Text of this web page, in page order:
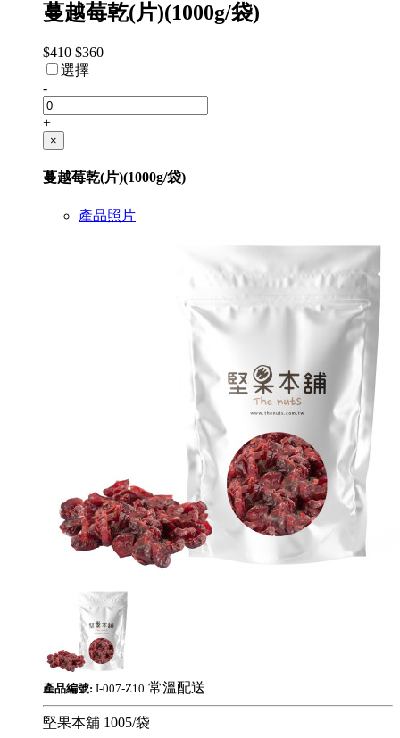
蔓越莓乾(片)(1000g/袋)
$410 $360
選擇
-
+
×
蔓越莓乾(片)(1000g/袋)
產品照片
產品編號: I-007-Z10 常溫配送
堅果本舖 1005/袋